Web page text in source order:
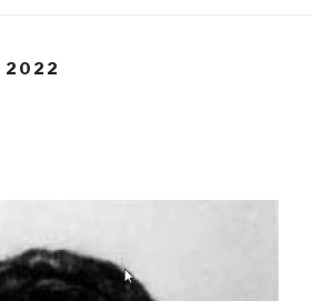
2022